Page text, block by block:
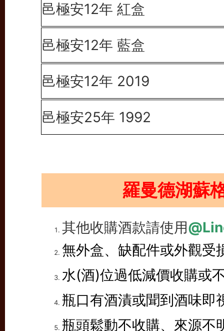
邑極安12年 紅盒
邑極安12年 藍盒
邑極安12年 2019
邑極安25年 1992
羅曼德湖蘇
其他收購酒款請使用
無外盒、缺配件或外觀受
水(酒)位過低減價收購或
瓶口有酒漬或聞到酒味即
瓶頭鬆動不收購、來源不